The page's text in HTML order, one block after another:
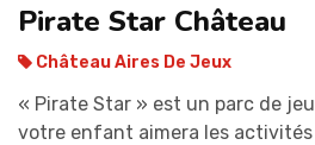
Pirate Star Château
Château Aires De Jeux
« Pirate Star » est un parc de
votre enfant aimera les